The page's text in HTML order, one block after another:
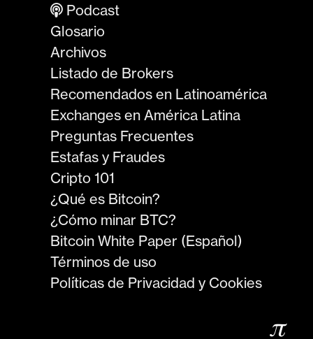
Podcast
Glosario
Archivos
Listado de Brokers
Recomendados en Latinoamérica
Exchanges en América Latina
Preguntas Frecuentes
Estafas y Fraudes
Cripto 101
¿Qué es Bitcoin?
¿Cómo minar BTC?
Bitcoin White Paper (Español)
Términos de uso
Políticas de Privacidad y Cookies
𝜋